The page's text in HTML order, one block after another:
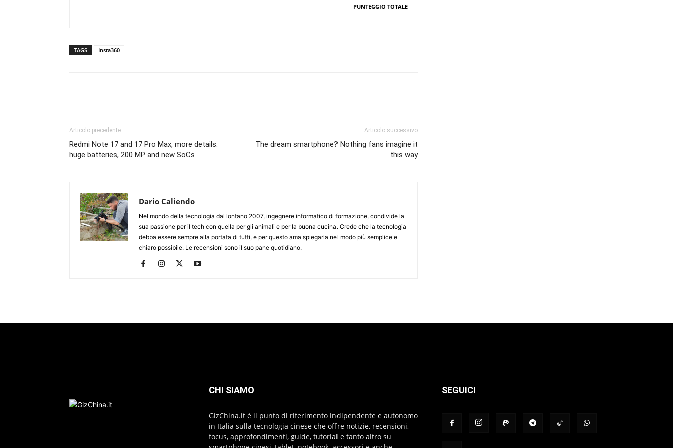
PUNTEGGIO TOTALE
TAGS Insta360
Articolo precedente
Redmi Note 17 and 17 Pro Max, more details:
huge batteries, 200 MP and new SoCs
Articolo successivo
The dream smartphone? Nothing fans imagine it
this way
Dario Caliendo
Nel mondo della tecnologia dal lontano 2007, ingegnere informatico di formazione, condivide la
sua passione per il tech con quella per gli animali e per la buona cucina. Crede che la tecnologia
debba essere sempre alla portata di tutti, e per questo ama spiegarla nel modo più semplice e
chiaro possibile. Le recensioni sono il suo pane quotidiano.
CHI SIAMO
GizChina.it è il punto di riferimento indipendente e autonomo
in Italia sulla tecnologia cinese che offre notizie, recensioni,
focus, approfondimenti, guide, tutorial e tanto altro su
SEGUICI